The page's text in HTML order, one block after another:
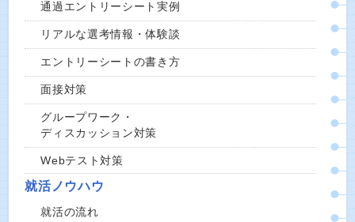
通過エントリーシート実例
リアルな選考情報・体験談
エントリーシートの書き方
面接対策
グループワーク・
ディスカッション対策
Webテスト対策
就活ノウハウ
就活の流れ